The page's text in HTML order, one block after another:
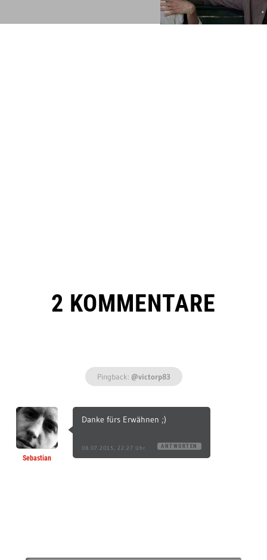
2 KOMMENTARE
Pingback: @victorp83
Sebastian
Danke fürs Erwähnen ;)
08.07.2015, 22:27 Uhr ANTWORTEN